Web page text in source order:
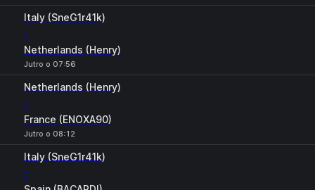
Italy (SneG1r41k)
-
Netherlands (Henry)
Jutro o 07:56
Netherlands (Henry)
-
France (ENOXA90)
Jutro o 08:12
Italy (SneG1r41k)
-